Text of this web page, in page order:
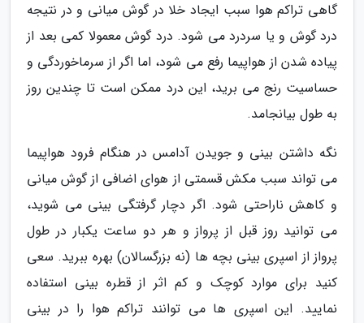
گاهی تراکم هوا سبب ایجاد خلا در گوش میانی و در نتیجه
درد گوش و یا سردرد می شود. درد گوش معمولا کمی بعد از
پیاده شدن از هواپیما رفع می شود، اما اگر از سرماخوردگی و
حساسیت رنج می برید، این درد ممکن است تا چندین روز
به طول بیانجامد.
نگه داشتن بینی و جویدن آدامس در هنگام فرود هواپیما
می تواند سبب مکش قسمتی از هوای اضافی از گوش میانی
و کاهش ناراحتی شود. اگر دچار گرفتگی بینی می شوید،
می توانید روز قبل از پرواز و هر دو ساعت یکبار در طول
پرواز از اسپری بینی بچه ها (نه بزرگسالان) بهره ببرید. سعی
کنید برای موارد کوچک و کم اثر از قطره بینی استفاده
نمایید. این اسپری ها می توانند تراکم هوا را در بینی